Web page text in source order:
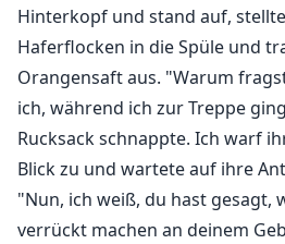
Hinterkopf und stand auf,
Haferflocken in die Spüle und
Orangensaft aus. "Warum
ich, während ich zur Treppe
Rucksack schnappte. Ich warf
Blick zu und wartete auf ihre
"Nun, ich weiß, du hast gesagt,
verrückt machen an deinem